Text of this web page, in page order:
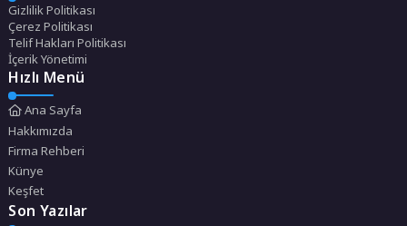
Gizlilik Politikası
Çerez Politikası
Telif Hakları Politikası
İçerik Yönetimi
Hızlı Menü
Ana Sayfa
Hakkımızda
Firma Rehberi
Künye
Keşfet
Son Yazılar